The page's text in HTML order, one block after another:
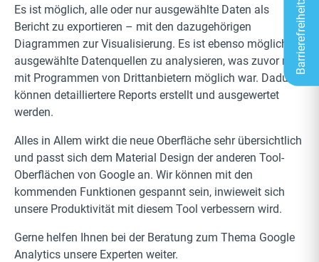
Es ist möglich, alle oder nur ausgewählte Daten als
Bericht zu exportieren – mit den dazugehörigen
Diagrammen zur Visualisierung. Es ist ebenso möglich,
ausgewählte Datenquellen zu analysieren, was zuvor nur
mit Programmen von Drittanbietern möglich war. Dadurch
können detailliertere Reports erstellt und ausgewertet
werden.
Alles in Allem wirkt die neue Oberfläche sehr übersichtlich
und passt sich dem Material Design der anderen Tool-
Oberflächen von Google an. Wir können mit den
kommenden Funktionen gespannt sein, inwieweit sich
unsere Produktivität mit diesem Tool verbessern wird.
Gerne helfen Ihnen bei der Beratung zum Thema Google
Analytics unsere Experten weiter.
Barrierefreiheit